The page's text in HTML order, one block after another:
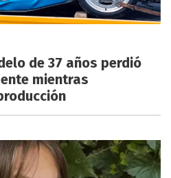
de 37 años perdió
mientras